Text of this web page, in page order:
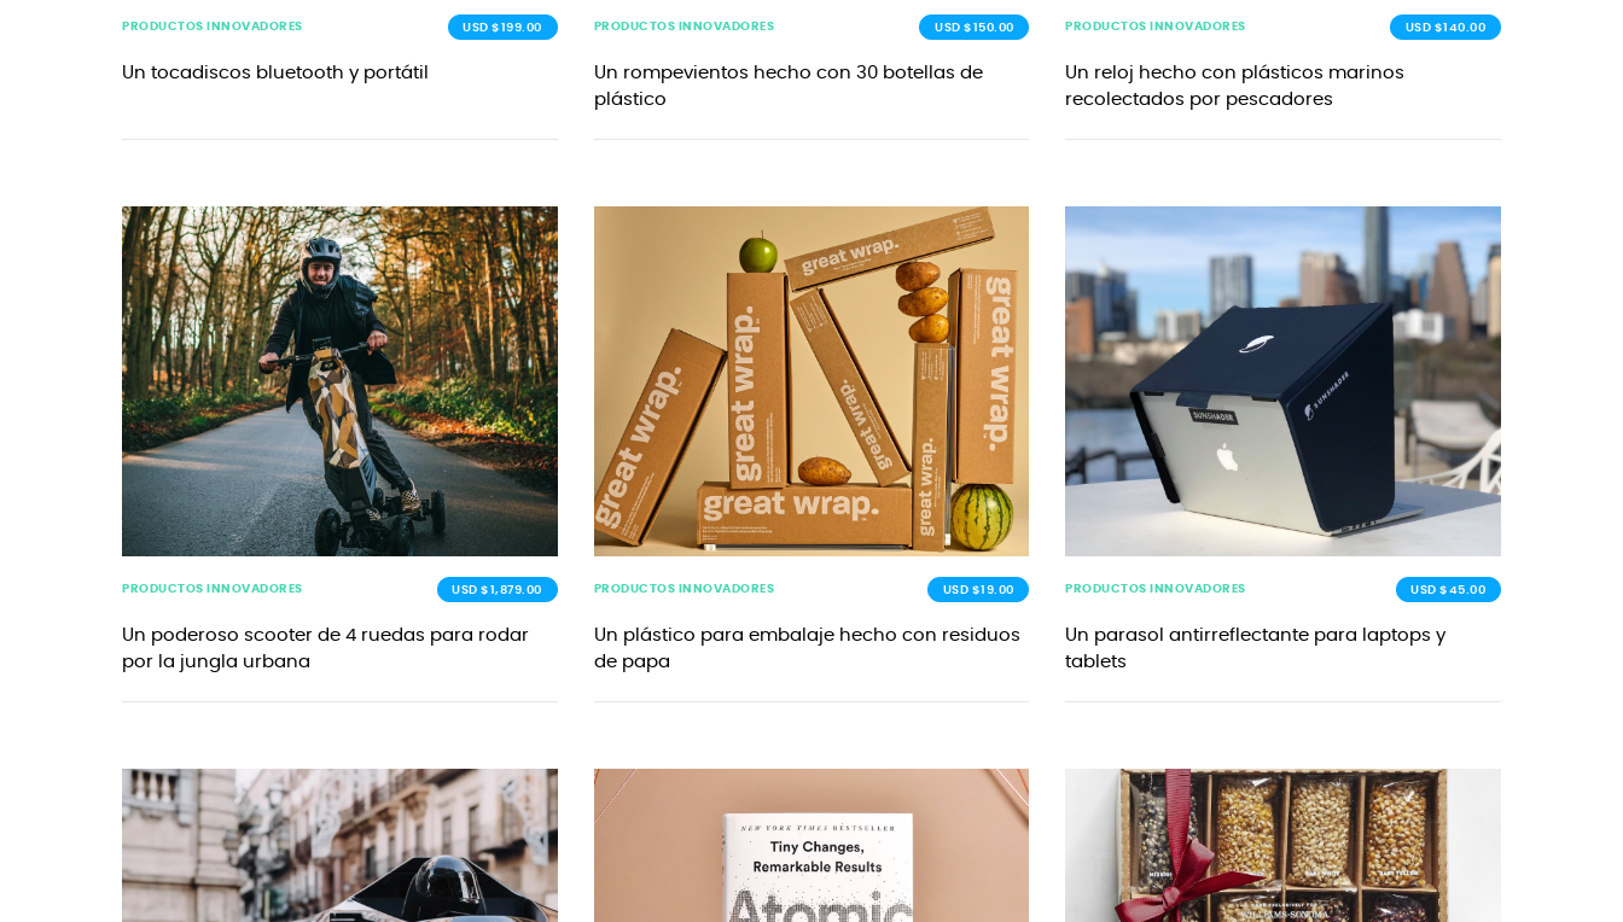
PRODUCTOS INNOVADORES USD $199.00
Un tocadiscos bluetooth y portátil
PRODUCTOS INNOVADORES USD $150.00
Un rompevientos hecho con 30 botellas de
plástico
PRODUCTOS INNOVADORES USD $140.00
Un reloj hecho con plásticos marinos
recolectados por pescadores
PRODUCTOS INNOVADORES USD $1,879.00
Un poderoso scooter de 4 ruedas para rodar
por la jungla urbana
PRODUCTOS INNOVADORES USD $19.00
Un plástico para embalaje hecho con residuos
de papa
PRODUCTOS INNOVADORES USD $45.00
Un parasol antirreflectante para laptops y
tablets